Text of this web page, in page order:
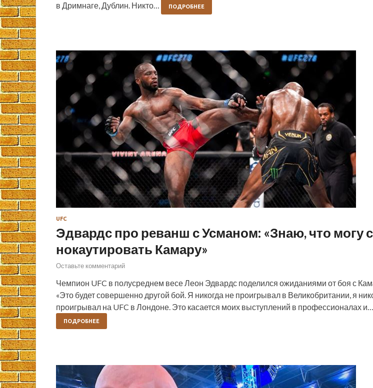
в Дримнаге, Дублин. Никто…
ПОДРОБНЕЕ
UFC
Эдвардс про реванш с Усманом: «Знаю, что могу
нокаутировать Камару»
Оставьте комментарий
Чемпион UFC в полусреднем весе Леон Эдвардс поделился ожиданиями от боя с
«Это будет совершенно другой бой. Я никогда не проигрывал в Великобритании, я
проигрывал на UFC в Лондоне. Это касается моих выступлений в профессионалах и…
ПОДРОБНЕЕ